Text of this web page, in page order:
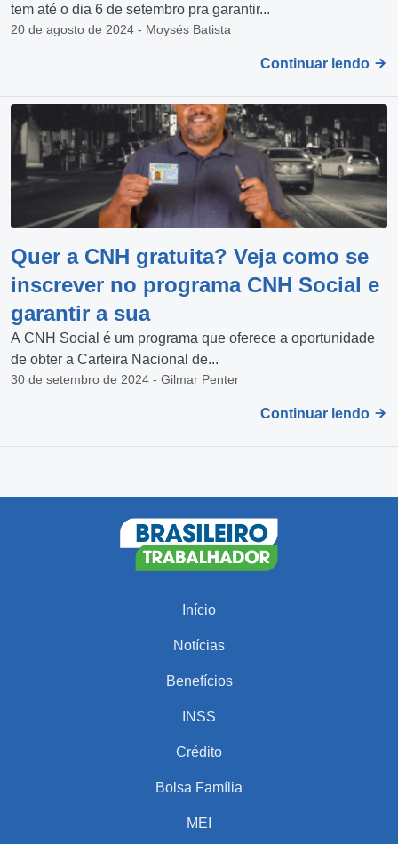
tem até o dia 6 de setembro pra garantir...
20 de agosto de 2024 - Moysés Batista
Continuar lendo
Quer a CNH gratuita? Veja como se
inscrever no programa CNH Social e
garantir a sua
A CNH Social é um programa que oferece a oportunidade
de obter a Carteira Nacional de...
30 de setembro de 2024 - Gilmar Penter
Continuar lendo
Início
Notícias
Benefícios
INSS
Crédito
Bolsa Família
MEI